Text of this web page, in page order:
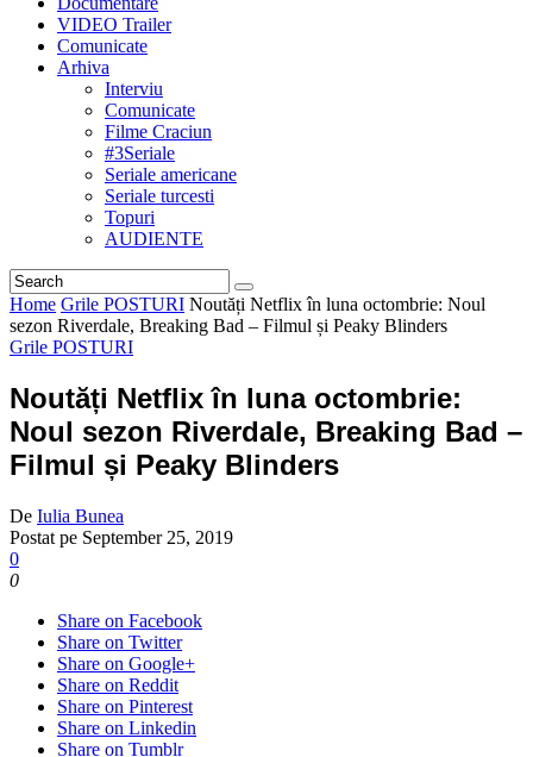
VIDEO Trailer
Comunicate
Arhiva
Interviu
Comunicate
Filme Craciun
#3Seriale
Seriale americane
Seriale turcesti
Topuri
AUDIENTE
Home Grile POSTURI Noutăți Netflix în luna octombrie: Noul
sezon Riverdale, Breaking Bad – Filmul și Peaky Blinders
Grile POSTURI
Noutăți Netflix în luna octombrie:
Noul sezon Riverdale, Breaking Bad –
Filmul și Peaky Blinders
De Iulia Bunea
Postat pe September 25, 2019
0
0
Share on Facebook
Share on Twitter
Share on Google+
Share on Reddit
Share on Pinterest
Share on Linkedin
Share on Tumblr